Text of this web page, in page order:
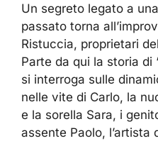
Un segreto legato a
passato torna
Ristuccia, proprietari
Parte da qui la storia di
si interroga sulle
nelle vite di Carlo, la
e la sorella Sara, i
assente Paolo,